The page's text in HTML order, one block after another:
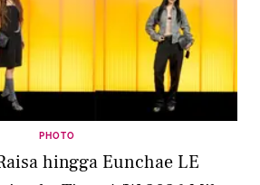
PHOTO
hingga Eunchae LE